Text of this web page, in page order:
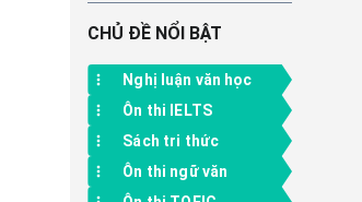
mở rộng Tiếng
Việt lớp 4, Kết
CHỦ ĐỀ NỔI BẬT
Nghị luận văn học
Ôn thi IELTS
Sách tri thức
Ôn thi ngữ văn